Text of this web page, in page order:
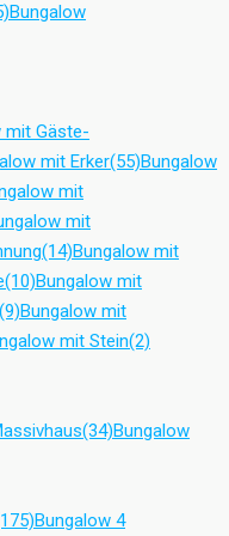
Bungalow
mit Gäste-
mit Erker(55)Bungalow
mit
mit
(14)Bungalow mit
(10)Bungalow mit
(9)Bungalow mit
mit Stein(2)
(34)Bungalow
Bungalow 4